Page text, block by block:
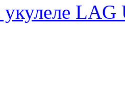
укулеле LAG